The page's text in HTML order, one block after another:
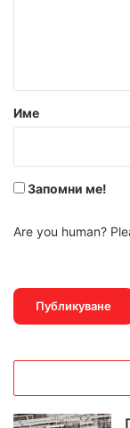
р
Име
Запомни ме!
Are you human?